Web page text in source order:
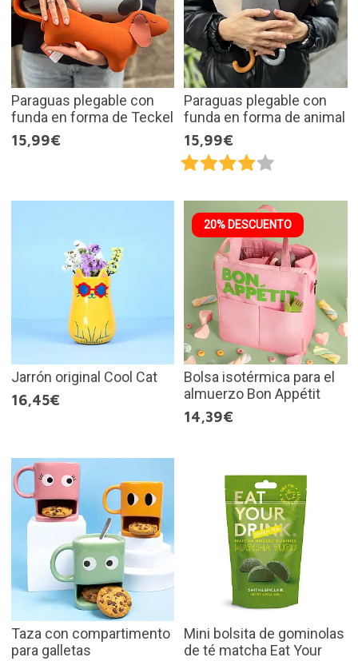
Paraguas plegable con
funda en forma de Teckel
15,99€
Paraguas plegable con
funda en forma de animal
15,99€
Jarrón original Cool Cat
16,45€
20% DESCUENTO
Bolsa isotérmica para el
almuerzo Bon Appétit
14,39€
Taza con compartimento
para galletas
Mini bolsita de gominolas
de té matcha Eat Your